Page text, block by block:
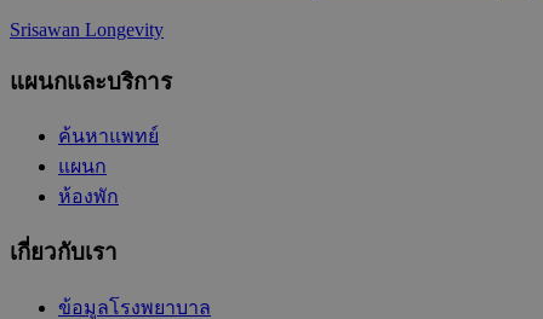
Srisawan Longevity
แผนกและบริการ
ค้นหาแพทย์
แผนก
ห้องพัก
เกี่ยวกับเรา
ข้อมูลโรงพยาบาล